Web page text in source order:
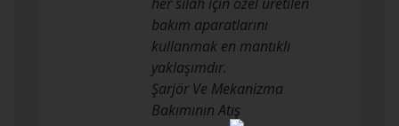
bakım aparatlarını
kullanmak en mantıklı
yaklaşımdır.
Şarjör Ve Mekanizma
Bakımının Atış